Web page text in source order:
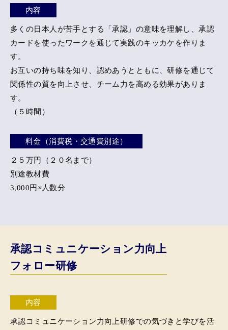
内容
多くの日本人が苦手とする「承認」の意味を理解し、承認
カードを使ったワークを通じて実践のキッカケを作りま
す。
お互いの持ち味を知り、認めあうとともに、研修を通じて
関係性の質を向上させ、チーム力を高める効果がありま
す。
（５時間）
料金（消費税・交通費別途）
２５万円（２０名まで）
別途教材費
3,000円×人数分
承認コミュニケーション力向上
フォロー研修
内容
承認コミュニケーション力向上研修での気づきと学びを活